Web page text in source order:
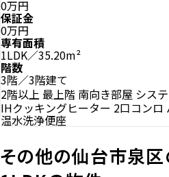
0万円
保証金
0万円
専有面積
1LDK／35.20m²
階数
3階／3階建て
2階以上 最上階 南向き部屋 シス
IHクッキングヒーター 2口コンロ
温水洗浄便座
その他の仙台市泉区